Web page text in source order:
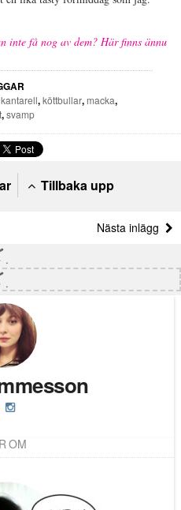
inte få nog av dem? Här finns ännu
kantarell,köttbullar,macka,
,svamp
Tillbaka upp
Nästa inlägg
OM